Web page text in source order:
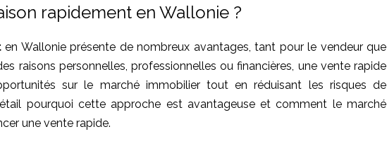
rapidement en Wallonie ?
en Wallonie présente de nombreux avantages, tant pour le vendeur que
raisons personnelles, professionnelles ou financières, une vente rapide
sur le marché immobilier tout en réduisant les risques de
pourquoi cette approche est avantageuse et comment le marché
une vente rapide.